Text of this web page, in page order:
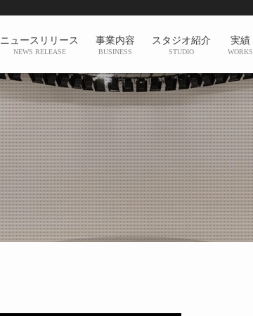
ニュースリリース
NEWS RELEASE
事業内容
BUSINESS
スタジオ紹介
STUDIO
実績
WORKS